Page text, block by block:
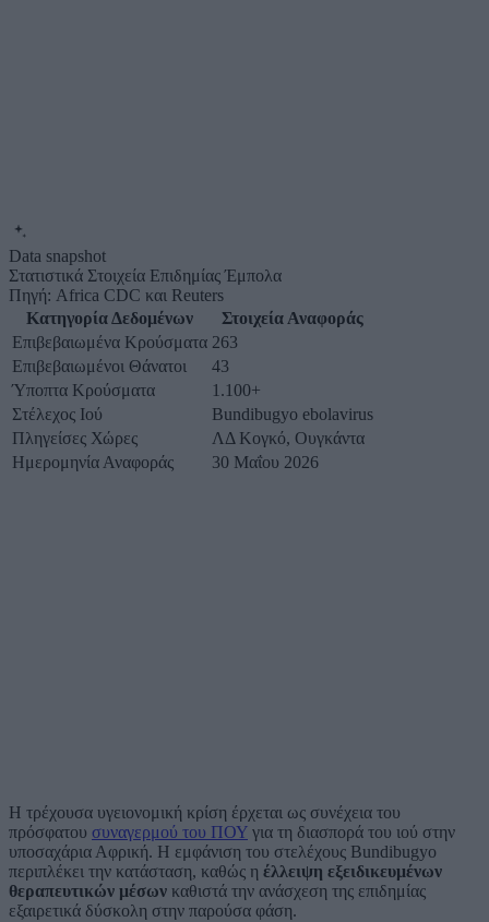
Data snapshot
Στατιστικά Στοιχεία Επιδημίας Έμπολα
Πηγή: Africa CDC και Reuters
Κατηγορία Δεδομένων
Στοιχεία Αναφοράς
Επιβεβαιωμένα Κρούσματα 263
Επιβεβαιωμένοι Θάνατοι
43
Ύποπτα Κρούσματα
1.100+
Στέλεχος Ιού
Bundibugyo ebolavirus
Πληγείσες Χώρες
ΛΔ Κογκό, Ουγκάντα
Ημερομηνία Αναφοράς
30 Μαΐου 2026
Η τρέχουσα υγειονομική κρίση έρχεται ως συνέχεια του
πρόσφατου συναγερμού του ΠΟΥ για τη διασπορά του ιού στην
υποσαχάρια Αφρική. Η εμφάνιση του στελέχους Bundibugyo
περιπλέκει την κατάσταση, καθώς η έλλειψη εξειδικευμένων
θεραπευτικών μέσων καθιστά την ανάσχεση της επιδημίας
εξαιρετικά δύσκολη στην παρούσα φάση.